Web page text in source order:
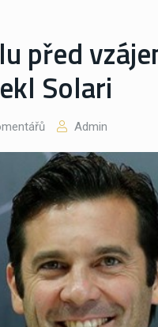
před
Solari
Admin